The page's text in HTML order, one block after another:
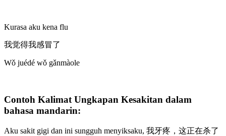
Kurasa aku kena flu
我觉得我感冒了
Wǒ juédé wǒ gǎnmàole
Contoh Kalimat Ungkapan Kesakitan dalam
bahasa mandarin:
Aku sakit gigi dan ini sungguh menyiksaku, 我牙疼，这正在杀了